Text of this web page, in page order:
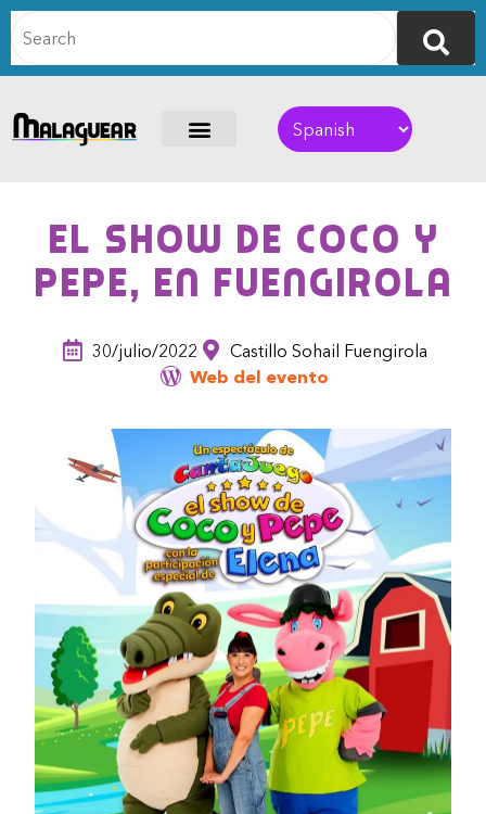
El Show de Coco y
Pepe, en Fuengirola
30/julio/2022
Castillo Sohail Fuengirola
Web del evento